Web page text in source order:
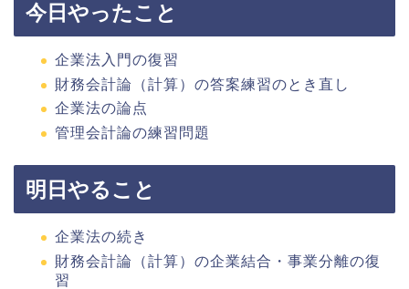
今日やったこと
企業法入門の復習
財務会計論（計算）の答案練習のとき直し
企業法の論点
管理会計論の練習問題
明日やること
企業法の続き
財務会計論（計算）の企業結合・事業分離の復
習